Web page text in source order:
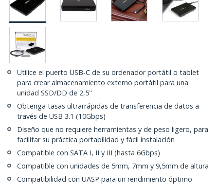
Utilice el puerto USB-C de su ordenador portátil o tablet
para crear almacenamiento externo portátil para una
unidad SSD/DD de 2,5"
Obtenga tasas ultrarrápidas de transferencia de datos a
través de USB 3.1 (10Gbps)
Diseño que no requiere herramientas y de peso ligero, para
facilitar su práctica portabilidad y fácil instalación
Compatible con SATA I, II y III (hasta 6Gbps)
Compatible con unidades de 5mm, 7mm y 9,5mm de altura
Compatibilidad con UASP para un rendimiento óptimo